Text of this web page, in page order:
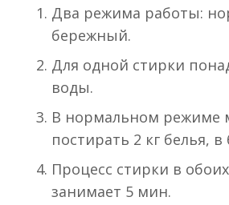
Два режима работы:
бережный.
Для одной стирки
воды.
В нормальном режиме
постирать 2 кг белья,
Процесс стирки в
занимает 5 мин.